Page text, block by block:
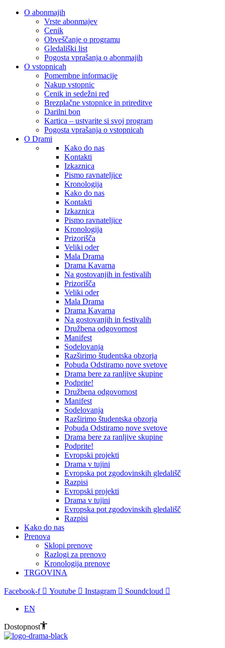
O abonmajih
Vrste abonmajev
Cenik
Obveščanje o programu
Gledališki list
Pogosta vprašanja o abonmajih
O vstopnicah
Pomembne informacije
Nakup vstopnic
Cenik in sedežni red
Brezplačne vstopnice in prireditve
Darilni bon
Kartica – ustvarite si svoj program
Pogosta vprašanja o vstopnicah
O Drami
Kako do nas
Kontakti
Izkaznica
Pismo ravnateljice
Kronologija
Kako do nas
Kontakti
Izkaznica
Pismo ravnateljice
Kronologija
Prizorišča
Veliki oder
Mala Drama
Drama Kavarna
Na gostovanjih in festivalih
Prizorišča
Veliki oder
Mala Drama
Drama Kavarna
Na gostovanjih in festivalih
Družbena odgovornost
Manifest
Sodelovanja
Razširimo študentska obzorja
Pobuda Odstiramo nove svetove
Drama bere za ranljive skupine
Podprite!
Družbena odgovornost
Manifest
Sodelovanja
Razširimo študentska obzorja
Pobuda Odstiramo nove svetove
Drama bere za ranljive skupine
Podprite!
Evropski projekti
Drama v tujini
Evropska pot zgodovinskih gledališč
Razpisi
Evropski projekti
Drama v tujini
Evropska pot zgodovinskih gledališč
Razpisi
Kako do nas
Prenova
Sklopi prenove
Razlogi za prenovo
Kronologija prenove
TRGOVINA
Facebook-f Youtube Instagram Soundcloud
EN
Dostopnost